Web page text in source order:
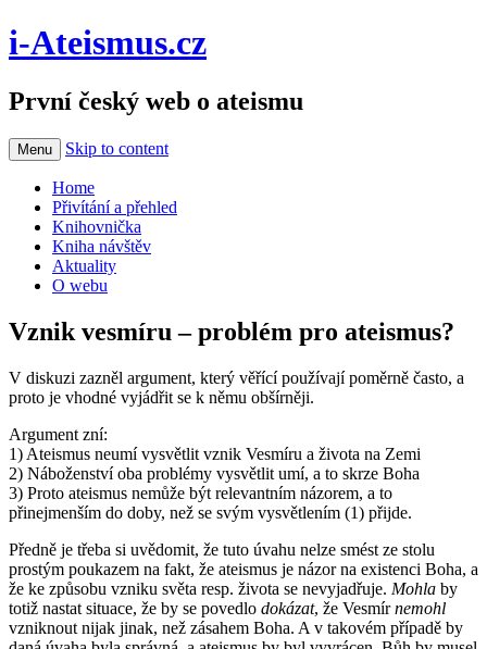
i-Ateismus.cz
První český web o ateismu
Menu Skip to content
Home
Přivítání a přehled
Knihovnička
Kniha návštěv
Aktuality
O webu
Vznik vesmíru – problém pro ateismus?
V diskuzi zazněl argument, který věřící používají poměrně často, a
proto je vhodné vyjádřit se k němu obšírněji.
Argument zní:
1) Ateismus neumí vysvětlit vznik Vesmíru a života na Zemi
2) Náboženství oba problémy vysvětlit umí, a to skrze Boha
3) Proto ateismus nemůže být relevantním názorem, a to
přinejmenším do doby, než se svým vysvětlením (1) přijde.
Předně je třeba si uvědomit, že tuto úvahu nelze smést ze stolu
prostým poukazem na fakt, že ateismus je názor na existenci Boha, a
že ke způsobu vzniku světa resp. života se nevyjadřuje. Mohla by
totiž nastat situace, že by se povedlo dokázat, že Vesmírnemohl
vzniknout nijak jinak, než zásahem Boha. A v takovém případě by